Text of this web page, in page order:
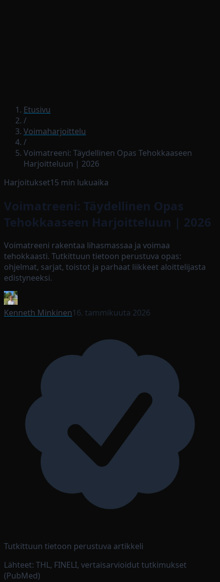
Etusivu
/
Voimaharjoittelu
/
Voimatreeni: Täydellinen Opas Tehokkaaseen
Harjoitteluun | 2026
Harjoitukset15 min lukuaika
Voimatreeni: Täydellinen Opas
Tehokkaaseen Harjoitteluun | 2026
Voimatreeni rakentaa lihasmassaa ja voimaa
tehokkaasti. Tutkittuun tietoon perustuva opas:
ohjelmat, sarjat, toistot ja parhaat liikkeet aloittelijasta
edistyneeksi.
Kenneth Minkinen16. tammikuuta 2026
Tutkittuun tietoon perustuva artikkeli
Lähteet: THL, FINELI, vertaisarvioidut tutkimukset
(PubMed)